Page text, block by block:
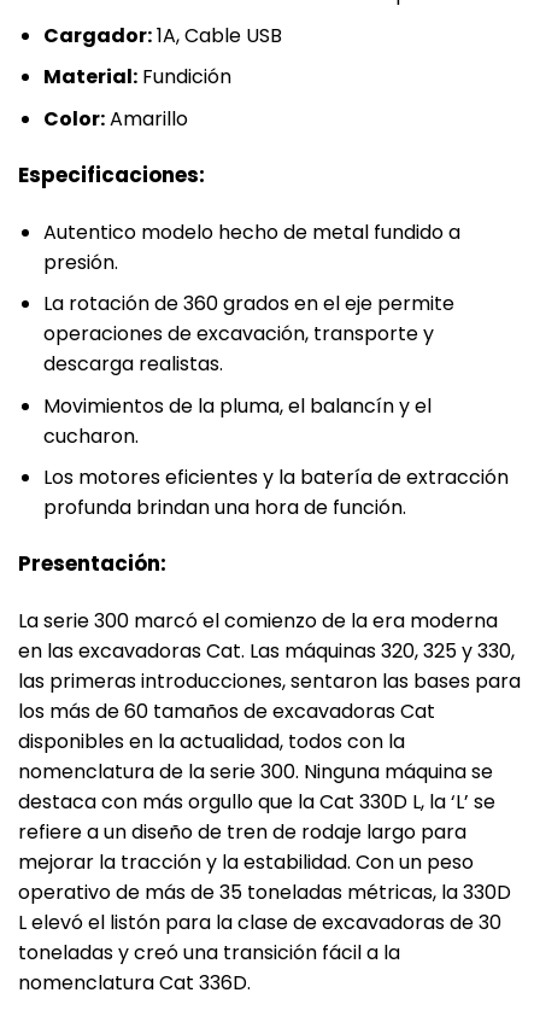
Cargador:1A, Cable USB
Material:Fundición
Color:Amarillo
Especificaciones:
Autentico modelo hecho de metal fundido a
presión.
La rotación de 360 grados en el eje permite
operaciones de excavación, transporte y
descarga realistas.
Movimientos de la pluma, el balancín y el
cucharon.
Los motores eficientes y la batería de extracción
profunda brindan una hora de función.
Presentación:
La serie 300 marcó el comienzo de la era moderna
en las excavadoras Cat. Las máquinas 320, 325 y 330,
las primeras introducciones, sentaron las bases para
los más de 60 tamaños de excavadoras Cat
disponibles en la actualidad, todos con la
nomenclatura de la serie 300. Ninguna máquina se
destaca con más orgullo que la Cat 330D L, la ‘L’ se
refiere a un diseño de tren de rodaje largo para
mejorar la tracción y la estabilidad. Con un peso
operativo de más de 35 toneladas métricas, la 330D
L elevó el listón para la clase de excavadoras de 30
toneladas y creó una transición fácil a la
nomenclatura Cat 336D.